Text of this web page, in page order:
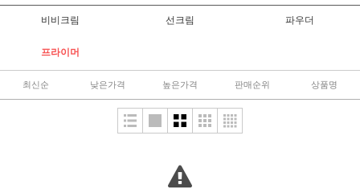
비비크림 선크림 파우더
프라이머
최신순 낮은가격 높은가격 판매순위 상품명